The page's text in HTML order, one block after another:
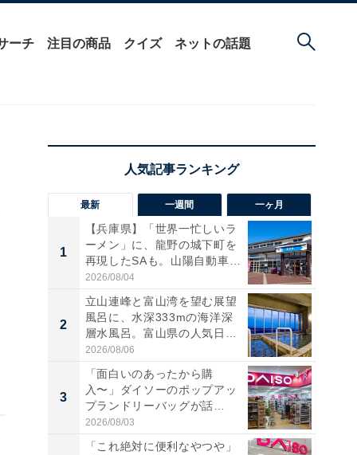
ーチ 注目の商品 クイズ ネットの話題
最新 一週間 一ヶ月
1
【兵庫県】「世界一忙しいラ
ーメン」に、龍野の城下町を
再現したSAも。山陽自動車
道...
2026/08/04
2
立山連峰と富山湾を望む展望
風呂に、水深333mの海洋深
層水風呂。富山県の人気日
帰...
2026/08/06
3
「面白いのあったから購
入〜」ダイソーのポップアッ
プランドリーバッグが話
題。“さま...
2026/08/03
「これ絶対に便利なやつや」